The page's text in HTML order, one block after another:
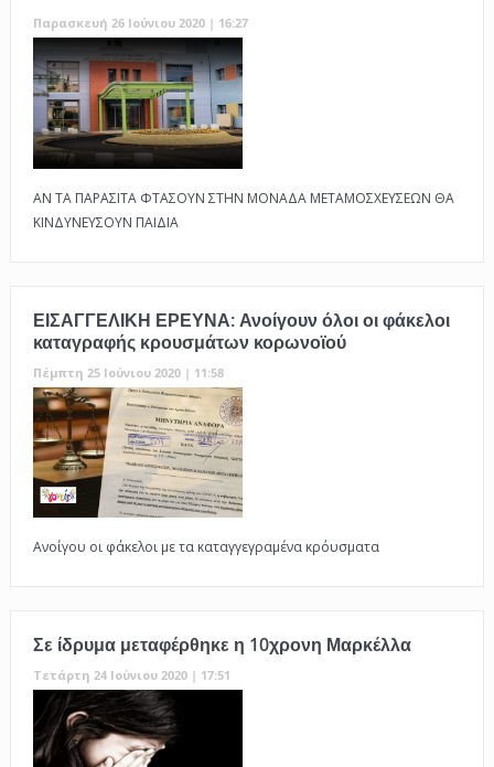
Παρασκευή 26 Ιούνιου 2020 | 16:27
ΑΝ ΤΑ ΠΑΡΑΣΙΤΑ ΦΤΑΣΟΥΝ ΣΤΗΝ ΜΟΝΑΔΑ ΜΕΤΑΜΟΣΧΕΥΣΕΩΝ ΘΑ
ΚΙΝΔΥΝΕΥΣΟΥΝ ΠΑΙΔΙΑ
ΕΙΣΑΓΓΕΛΙΚΗ ΕΡΕΥΝΑ: Ανοίγουν όλοι οι φάκελοι
καταγραφής κρουσμάτων κορωνοϊού
Πέμπτη 25 Ιούνιου 2020 | 11:58
Ανοίγου οι φάκελοι με τα καταγγεγραμένα κρόυσματα
Σε ίδρυμα μεταφέρθηκε η 10χρονη Μαρκέλλα
Τετάρτη 24 Ιούνιου 2020 | 17:51